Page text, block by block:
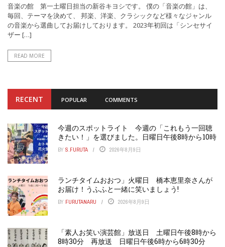
音楽の館 第一土曜日担当の新谷キヨシです。 僕の「音楽の館」は、
毎回、テーマを決めて、 邦楽、洋楽、クラシックなど様々なジャンル
の音楽から選曲してお届けしております。 2023年初回は「シンセサイ
ザー […]
READ MORE
RECENT POPULAR COMMENTS
今週のスポットライト 今週の「これもう一回聴
きたい！」を選びました。日曜日午後8時から10時
BY S.FURUTA 2026年8月9日
ランチタイムおおつ」火曜日 橋本恵里奈さんが
お届け！うふふと一緒に笑いましょう!
BY FURUTANARU 2026年8月9日
「素人お笑い演芸館」放送日 土曜日午後8時から
8時30分 再放送 日曜日午後6時から6時30分